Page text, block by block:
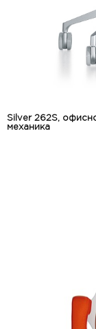
Silver 262S,
механика